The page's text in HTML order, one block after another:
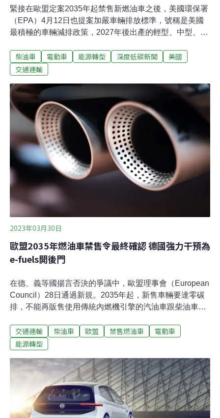
緊接在歐盟定案2035年起禁售新燃油車之後，美國環保署
（EPA）4月12日也提案加嚴車輛排放標準，號稱是美國
最積極的車輛減排政策，2027年後出產的輕型、中型、重
2032年電動車占比達2/3左右。環保署於5月初辦理公聽
會。外電報導，拜登（Joe Biden）政府急於在總統大選前
任內就曾放寬歐巴馬（Barack Obama）政府的車輛燃油
效率標準，拜登上台後才再度改回。未禁售新燃油車 各型
車款全納入環保署的提案排放標準管制分別針對2027年後
出產的輕型跟中型車款的污染排放，以及重型職業車輛
（如送貨卡車、垃圾車、公用卡車、校車等）跟重型貨車
的二化碳排放。
柴油車 電動車 能源轉型 深度低碳新聞
美國
交通運輸
2023年03月30日
歐盟2035年燃油車禁售令最終確認 德國強力干預為
e-fuels開後門
在德、義等國揚言否決的爭議中，歐盟理事會（European
Council）28日通過新規。2035年起，新售車輛要達零碳
排，不能再販售使用傳統內燃機引擎的汽油車跟柴油車。
銷售。理事會是決策程序的最後一步，禁售燃油車政策正
式「拍板」，新法規將發布在歐盟官方公報，並在發布後
交通運輸約占歐盟碳排放的1/4。歐盟執委會（European
Commission）於2021年提出禁售新燃油車政策，要求
2030年起新售車輛的二氧化碳排放量要比2021年削減
55%，在2035年新售車都要零碳排，屆時將無法再販售汽
油車與柴油車。
交通運輸 柴油車 歐盟 禁售燃油車
電動車
能源轉型